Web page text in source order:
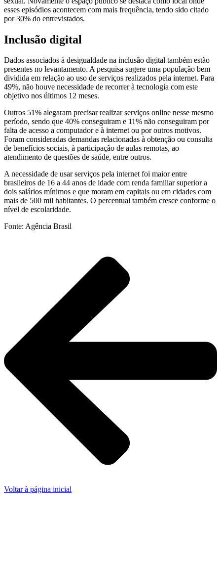
esses episódios acontecem com mais frequência, tendo sido citado
por 30% do entrevistados.
Inclusão digital
Dados associados à desigualdade na inclusão digital também estão
presentes no levantamento. A pesquisa sugere uma população bem
dividida em relação ao uso de serviços realizados pela internet. Para
49%, não houve necessidade de recorrer à tecnologia com este
objetivo nos últimos 12 meses.
Outros 51% alegaram precisar realizar serviços online nesse mesmo
período, sendo que 40% conseguiram e 11% não conseguiram por
falta de acesso a computador e à internet ou por outros motivos.
Foram consideradas demandas relacionadas à obtenção ou consulta
de benefícios sociais, à participação de aulas remotas, ao
atendimento de questões de saúde, entre outros.
A necessidade de usar serviços pela internet foi maior entre
brasileiros de 16 a 44 anos de idade com renda familiar superior a
dois salários mínimos e que moram em capitais ou em cidades com
mais de 500 mil habitantes. O percentual também cresce conforme o
nível de escolaridade.
Fonte: Agência Brasil
Voltar à página inicial